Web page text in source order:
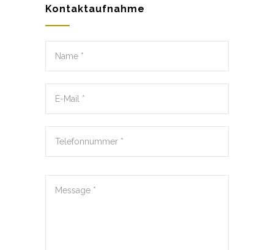
Kontaktaufnahme